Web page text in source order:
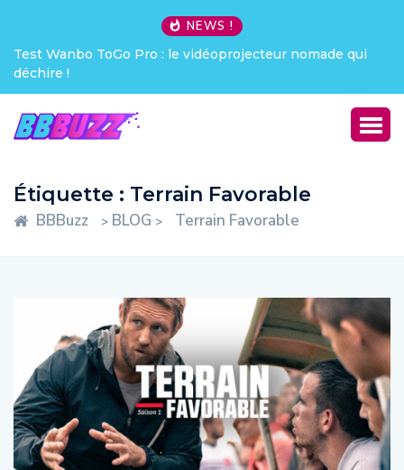
NEWS !
Test Wanbo ToGo Pro : le vidéoprojecteur nomade qui
déchire !
Étiquette : Terrain Favorable
BBBuzz > BLOG > Terrain Favorable